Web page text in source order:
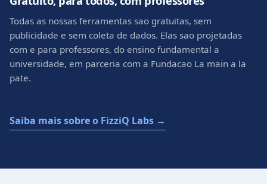
Todas as nossas ferramentas sao gratuitas, sem
publicidade e sem coleta de dados. Elas sao projetadas
com e para professores, do ensino fundamental a
universidade, em parceria com a Fundacao La main a la
pate.
Saiba mais sobre o FizziQ Labs →